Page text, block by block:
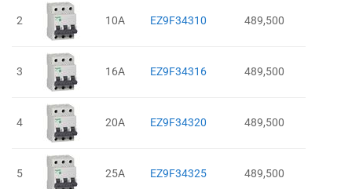
2 10A EZ9F34310 489,500
3 16A EZ9F34316 489,500
4 20A EZ9F34320 489,500
5 25A EZ9F34325 489,500